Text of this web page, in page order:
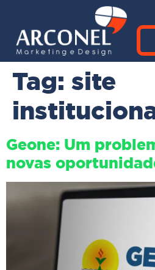
Tag: site
Geone: Um
novas